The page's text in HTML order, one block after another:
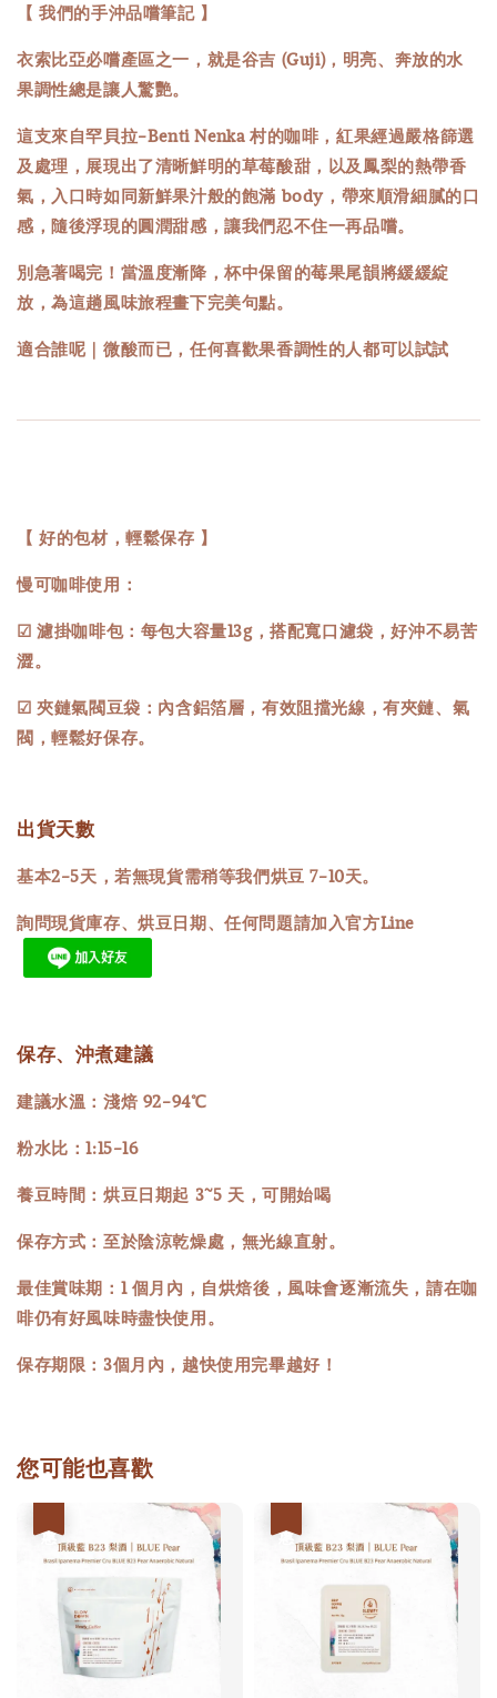
【 我們的手沖品嚐筆記 】
衣索比亞必嚐產區之一，就是谷吉 (Guji)，明亮、奔放的水
果調性總是讓人驚艷。
這支來自罕貝拉-Benti Nenka 村的咖啡，紅果經過嚴格篩選
及處理，展現出了清晰鮮明的草莓酸甜，以及鳳梨的熱帶香
氣，入口時如同新鮮果汁般的飽滿 body，帶來順滑細膩的口
感，隨後浮現的圓潤甜感，讓我們忍不住一再品嚐。
別急著喝完！當溫度漸降，杯中保留的莓果尾韻將緩緩綻
放，為這趟風味旅程畫下完美句點。
適合誰呢｜微酸而已，任何喜歡果香調性的人都可以試試
【 好的包材，輕鬆保存 】
慢可咖啡使用：
☑ 濾掛咖啡包：每包大容量13g，搭配寬口濾袋，好沖不易苦
澀。
☑ 夾鏈氣閥豆袋：內含鋁箔層，有效阻擋光線，有夾鏈、氣
閥，輕鬆好保存。
出貨天數
基本2-5天，若無現貨需稍等我們烘豆 7-10天。
詢問現貨庫存、烘豆日期、任何問題請加入官方Line
保存、沖煮建議
建議水溫：淺焙 92-94℃
粉水比：1:15-16
養豆時間：烘豆日期起 3~5 天，可開始喝
保存方式：至於陰涼乾燥處，無光線直射。
最佳賞味期：1 個月內，自烘焙後，風味會逐漸流失，請在咖
啡仍有好風味時盡快使用。
保存期限：3個月內，越快使用完畢越好！
您可能也喜歡